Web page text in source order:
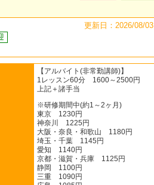
更新日：2026/08/03
【アルバイト(非常勤講師)】
1レッスン60分 1600～2500円
上記＋諸手当
※研修期間中(約1～2ヶ月)
東京 1230円
神奈川 1225円
大阪・奈良・和歌山 1180円
埼玉・千葉 1145円
愛知 1140円
京都・滋賀・兵庫 1125円
静岡 1100円
三重 1090円